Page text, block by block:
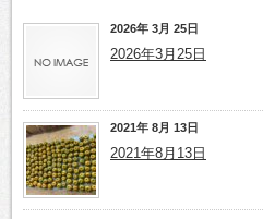
2026年 3月 25日
2026年3月25日
2021年 8月 13日
2021年8月13日